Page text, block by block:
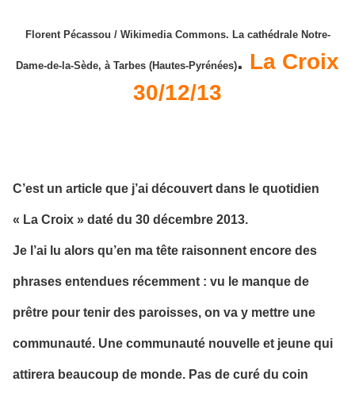
Florent Pécassou / Wikimedia Commons. La cathédrale Notre-
Dame-de-la-Sède, à Tarbes (Hautes-Pyrénées). La Croix
30/12/13
C’est un article que j’ai découvert dans le quotidien
« La Croix » daté du 30 décembre 2013.
Je l’ai lu alors qu’en ma tête raisonnent encore des
phrases entendues récemment : vu le manque de
prêtre pour tenir des paroisses, on va y mettre une
communauté. Une communauté nouvelle et jeune qui
attirera beaucoup de monde. Pas de curé du coin